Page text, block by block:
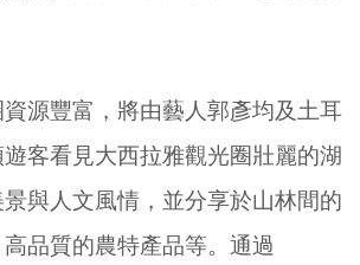
源豐富，將由藝人郭彥均及土耳
客看見大西拉雅觀光圈壯麗的湖
與人文風情，並分享於山林間的
品質的農特產品等。通過